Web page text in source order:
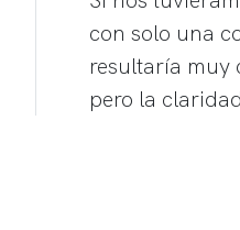
con solo una
resultaría muy
pero la